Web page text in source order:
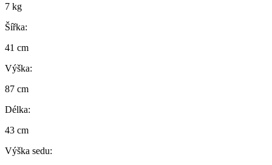
7 kg
Šířka:
41 cm
Výška:
87 cm
Délka:
43 cm
Výška sedu: